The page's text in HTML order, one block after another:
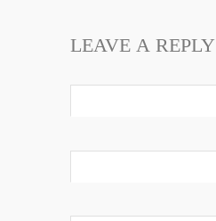
LEAVE A REPLY